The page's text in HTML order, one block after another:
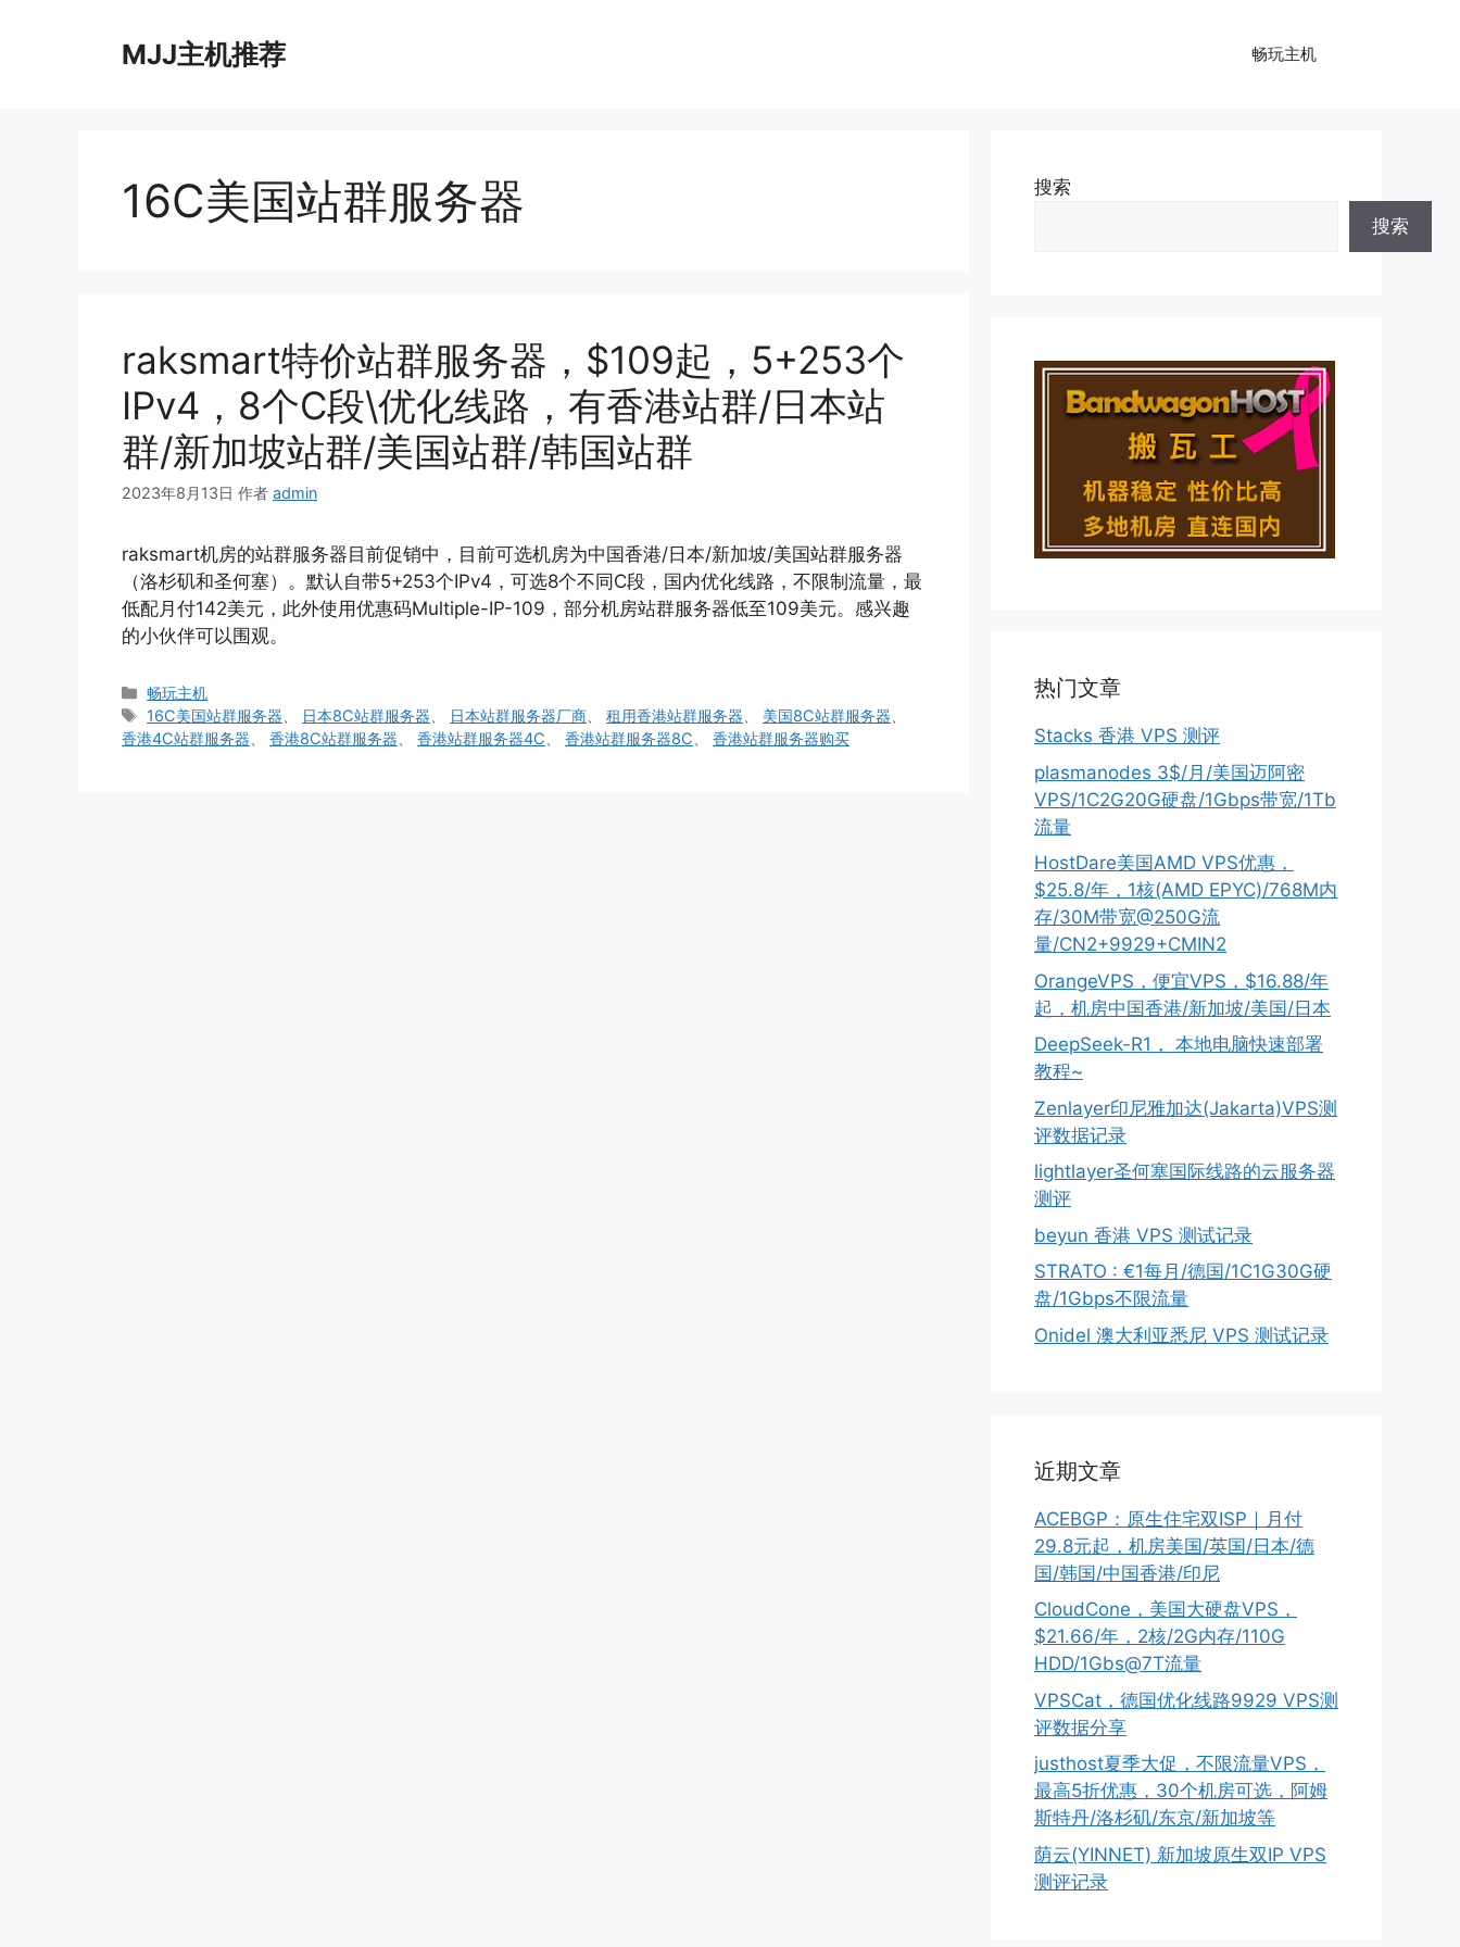
MJJ主机推荐 畅玩主机
16C美国站群服务器
raksmart特价站群服务器，$109起，5+253个
IPv4，8个C段\优化线路，有香港站群/日本站
群/新加坡站群/美国站群/韩国站群
2023年8月13日 作者 admin
raksmart机房的站群服务器目前促销中，目前可选机房为中国香港/日本/新加坡/美国站群服务器
（洛杉矶和圣何塞）。默认自带5+253个IPv4，可选8个不同C段，国内优化线路，不限制流量，最
低配月付142美元，此外使用优惠码Multiple-IP-109，部分机房站群服务器低至109美元。感兴趣
的小伙伴可以围观。
分
类
畅玩主机
标
签
16C美国站群服务器 日本8C站群服务器 日本站群服务器厂商 、租用香港站群服务器 美国8C站群服务器
香港4C站群服务器
香港8C站群服务器 香港站群服务器4C 香港站群服务器8C 香港站群服务器购买
搜索
搜索
热门文章
Stacks 香港 VPS 测评
plasmanodes 3$/月/美国迈阿密
VPS/1C2G20G硬盘/1Gbps带宽/1Tb
流量
HostDare美国AMD VPS优惠，
$25.8/年，1核(AMD EPYC)/768M内
存/30M带宽@250G流
量/CN2+9929+CMIN2
OrangeVPS，便宜VPS，$16.88/年
起，机房中国香港/新加坡/美国/日本
DeepSeek-R1， 本地电脑快速部署
教程~
Zenlayer印尼雅加达(Jakarta)VPS测
评数据记录
lightlayer圣何塞国际线路的云服务器
测评
beyun 香港 VPS 测试记录
STRATO : €1每月/德国/1C1G30G硬
盘/1Gbps不限流量
Onidel 澳大利亚悉尼 VPS 测试记录
近期文章
ACEBGP：原生住宅双ISP｜月付
29.8元起，机房美国/英国/日本/德
国/韩国/中国香港/印尼
CloudCone，美国大硬盘VPS，
$21.66/年，2核/2G内存/110G
HDD/1Gbs@7T流量
VPSCat，德国优化线路9929 VPS测
评数据分享
justhost夏季大促，不限流量VPS，
最高5折优惠，30个机房可选，阿姆
斯特丹/洛杉矶/东京/新加坡等
荫云(YINNET) 新加坡原生双IP VPS
测评记录